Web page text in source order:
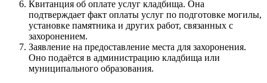
Квитанция об оплате услуг кладбища. Она
подтверждает факт оплаты услуг по подготовке могилы,
установке памятника и других работ, связанных с
захоронением.
Заявление на предоставление места для захоронения.
Оно подаётся в администрацию кладбища или
муниципального образования.